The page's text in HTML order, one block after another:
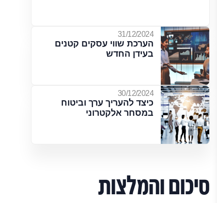
31/12/2024
הערכת שווי עסקים קטנים
בעידן החדש
30/12/2024
כיצד להעריך ערך וביטוח
במסחר אלקטרוני
סיכום והמלצות